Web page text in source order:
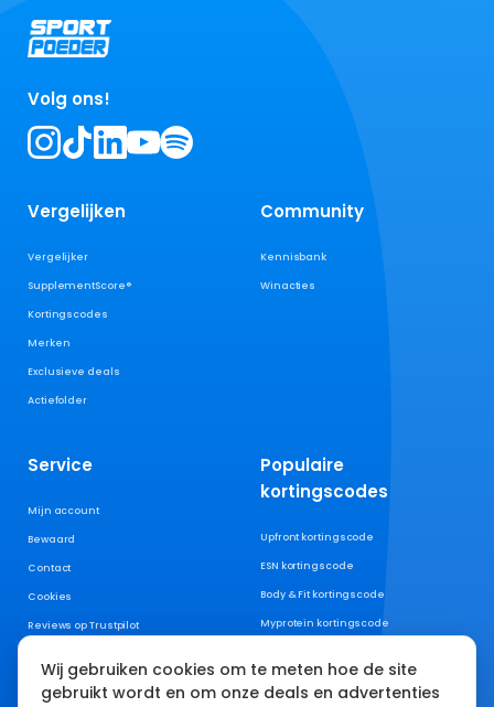
Volg ons!
Vergelijken
Vergelijker
SupplementScore®
Kortingscodes
Merken
Exclusieve deals
Actiefolder
Community
Kennisbank
Winacties
Service
Mijn account
Bewaard
Contact
Cookies
Reviews op Trustpilot
Populaire
kortingscodes
Upfront kortingscode
ESN kortingscode
Body & Fit kortingscode
Myprotein kortingscode
Wij gebruiken cookies om te meten hoe de site
gebruikt wordt en om onze deals en advertenties